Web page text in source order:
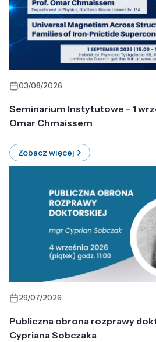
03/08/2026
Seminarium Instytutowe - 1
Omar Chmaissem
Zobacz więcej
29/07/2026
Publiczna obrona rozprawy
Cypriana Sobczaka